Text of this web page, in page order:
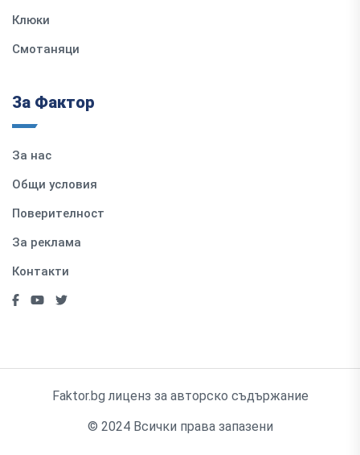
Клюки
Смотаняци
За Фактор
За нас
Общи условия
Поверителност
За реклама
Контакти
Faktor.bg лиценз за авторско съдържание
© 2024 Всички права запазени